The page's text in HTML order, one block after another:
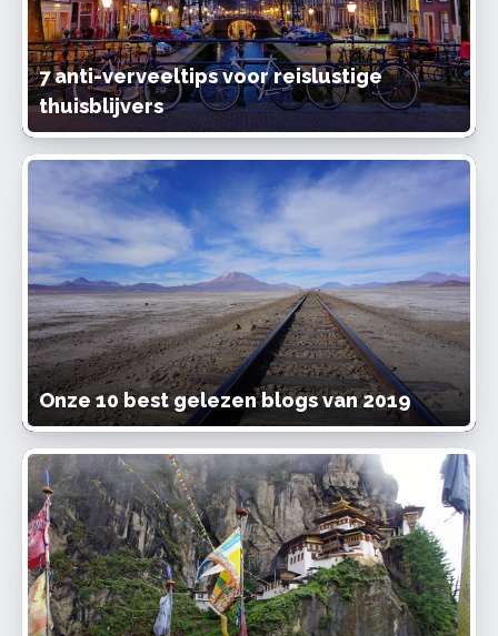
7 anti-verveeltips voor reislustige
thuisblijvers
Onze 10 best gelezen blogs van 2019